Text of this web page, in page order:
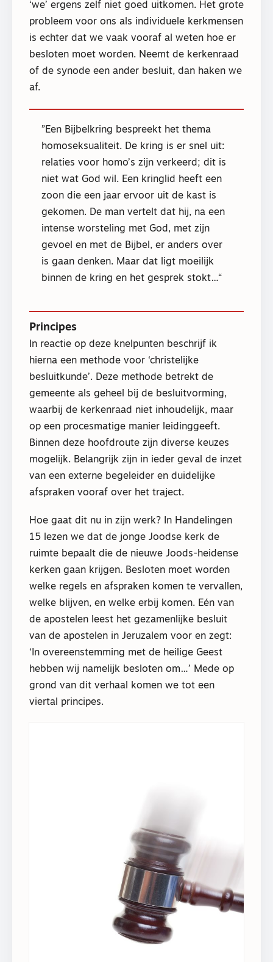
‘we’ ergens zelf niet goed uitkomen. Het grote
probleem voor ons als individuele kerkmensen
is echter dat we vaak vooraf al weten hoe er
besloten moet worden. Neemt de kerkenraad
of de synode een ander besluit, dan haken we
af.
Een Bijbelkring bespreekt het thema
homoseksualiteit. De kring is er snel uit:
relaties voor homo’s zijn verkeerd; dit is
niet wat God wil. Een kringlid heeft een
zoon die een jaar ervoor uit de kast is
gekomen. De man vertelt dat hij, na een
intense worsteling met God, met zijn
gevoel en met de Bijbel, er anders over
is gaan denken. Maar dat ligt moeilijk
binnen de kring en het gesprek stokt…
Principes
In reactie op deze knelpunten beschrijf ik
hierna een methode voor ‘christelijke
besluitkunde’. Deze methode betrekt de
gemeente als geheel bij de besluitvorming,
waarbij de kerkenraad niet inhoudelijk, maar
op een procesmatige manier leidinggeeft.
Binnen deze hoofdroute zijn diverse keuzes
mogelijk. Belangrijk zijn in ieder geval de inzet
van een externe begeleider en duidelijke
afspraken vooraf over het traject.
Hoe gaat dit nu in zijn werk? In Handelingen
15 lezen we dat de jonge Joodse kerk de
ruimte bepaalt die de nieuwe Joods-heidense
kerken gaan krijgen. Besloten moet worden
welke regels en afspraken komen te vervallen,
welke blijven, en welke erbij komen. Eén van
de apostelen leest het gezamenlijke besluit
van de apostelen in Jeruzalem voor en zegt:
‘In overeenstemming met de heilige Geest
hebben wij namelijk besloten om…’ Mede op
grond van dit verhaal komen we tot een
viertal principes.